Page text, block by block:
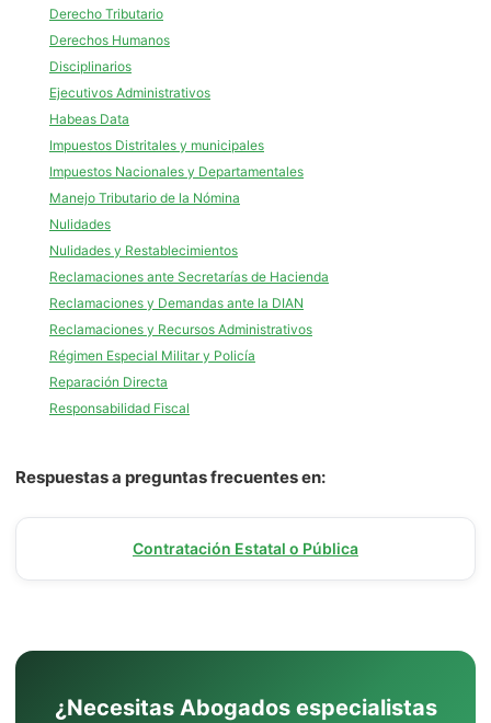
Derecho Tributario
Derechos Humanos
Disciplinarios
Ejecutivos Administrativos
Habeas Data
Impuestos Distritales y municipales
Impuestos Nacionales y Departamentales
Manejo Tributario de la Nómina
Nulidades
Nulidades y Restablecimientos
Reclamaciones ante Secretarías de Hacienda
Reclamaciones y Demandas ante la DIAN
Reclamaciones y Recursos Administrativos
Régimen Especial Militar y Policía
Reparación Directa
Responsabilidad Fiscal
Respuestas a preguntas frecuentes en:
Contratación Estatal o Pública
¿Necesitas Abogados especialistas